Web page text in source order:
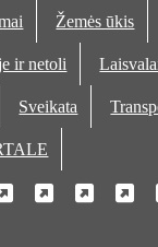
Žemės ūkis
ir netoli
Sveikata